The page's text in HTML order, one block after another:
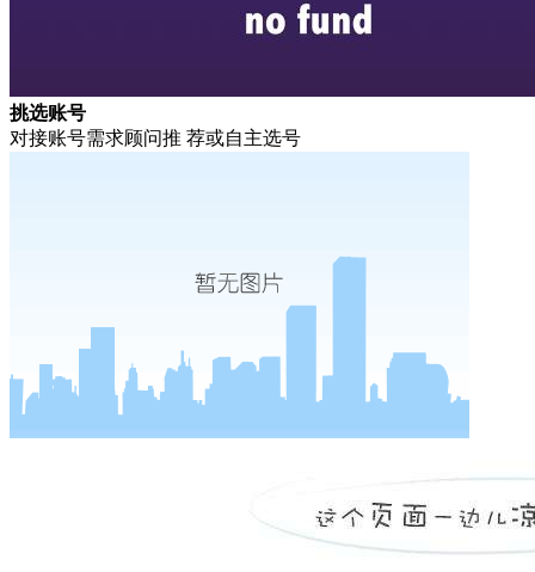
挑选账号
对接账号需求顾问推 荐或自主选号